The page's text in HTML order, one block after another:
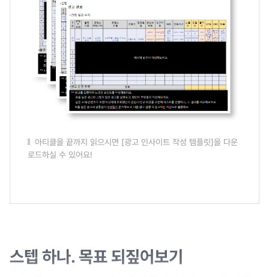
아티클을 끝까지 읽으시면 [광고 인사이트 작성 템플릿]을 다운
로드하실 수 있어요!
스텝 하나. 목표 되짚어보기